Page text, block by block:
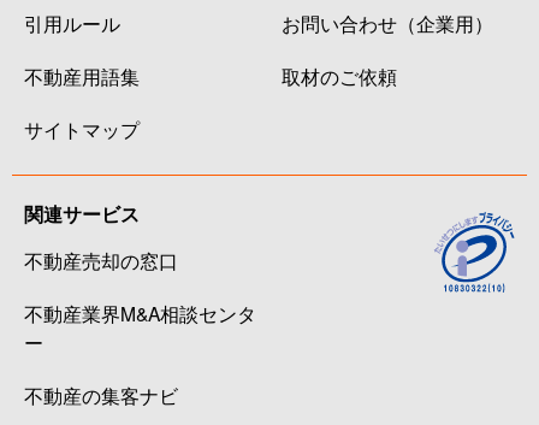
引用ルール
不動産用語集
サイトマップ
お問い合わせ（企業用）
取材のご依頼
関連サービス
不動産売却の窓口
不動産業界M&A相談センタ
ー
不動産の集客ナビ